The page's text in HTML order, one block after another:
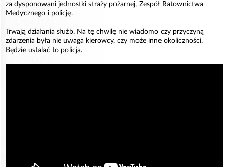
za dysponowani jednostki straży pożarnej, Zespół Ratownictwa
Medycznego i policję.
Trwają działania służb. Na tę chwilę nie wiadomo czy przyczyną
zdarzenia była nie uwaga kierowcy, czy może inne okoliczności.
Będzie ustalać to policja.